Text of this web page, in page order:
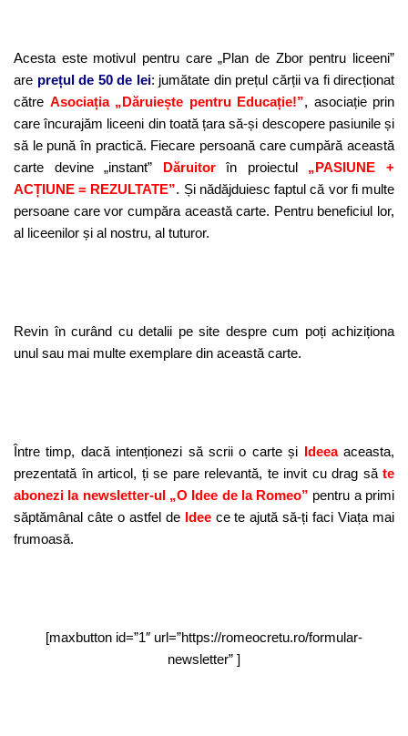
Acesta este motivul pentru care „Plan de Zbor pentru liceeni”
are prețul de 50 de lei: jumătate din prețul cărții va fi direcționat
către Asociația „Dăruiește pentru Educație!”, asociație prin
care încurajăm liceeni din toată țara să-și descopere pasiunile și
să le pună în practică. Fiecare persoană care cumpără această
carte devine „instant” Dăruitorîn proiectul „PASIUNE +
ACȚIUNE = REZULTATE”. Și nădăjduiesc faptul că vor fi multe
persoane care vor cumpăra această carte. Pentru beneficiul lor,
al liceenilor și al nostru, al tuturor.
Revin în curând cu detalii pe site despre cum poți achiziționa
unul sau mai multe exemplare din această carte.
Între timp, dacă intenționezi să scrii o carte și Ideeaaceasta,
prezentată în articol, ți se pare relevantă, te invit cu drag să te
abonezi la newsletter-ul „O Idee de la Romeo” pentru a primi
săptămânal câte o astfel de Ideece te ajută să-ți faci Viața mai
frumoasă.
[maxbutton id=”1″ url=”https://romeocretu.ro/formular-
newsletter” ]